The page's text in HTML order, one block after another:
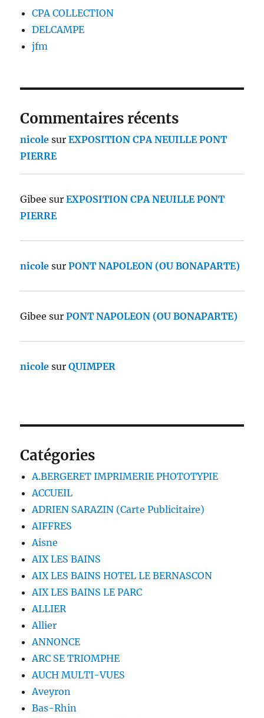
CPA COLLECTION
DELCAMPE
jfm
Commentaires récents
nicole surEXPOSITION CPA NEUILLE PONT
PIERRE
Gibee surEXPOSITION CPA NEUILLE PONT
PIERRE
nicole surPONT NAPOLEON (OU BONAPARTE)
Gibee surPONT NAPOLEON (OU BONAPARTE)
nicole surQUIMPER
Catégories
A.BERGERET IMPRIMERIE PHOTOTYPIE
ACCUEIL
ADRIEN SARAZIN (Carte Publicitaire)
AIFFRES
Aisne
AIX LES BAINS
AIX LES BAINS HOTEL LE BERNASCON
AIX LES BAINS LE PARC
ALLIER
Allier
ANNONCE
ARC SE TRIOMPHE
AUCH MULTI-VUES
Aveyron
Bas-Rhin